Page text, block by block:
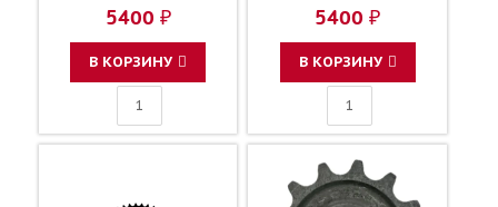
5400 ₽
В КОРЗИНУ
5400 ₽
В КОРЗИНУ